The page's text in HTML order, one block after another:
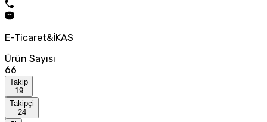
E-Ticaret&İKAS
Ürün Sayısı
66
Takip
19
Takipçi
24